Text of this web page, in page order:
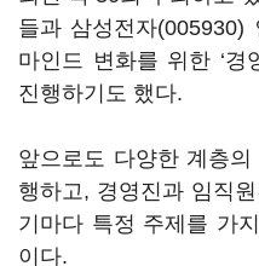
들과 삼성전자(005930)
마인드 변화를 위한 ‘경
진행하기도 했다.
앞으로도 다양한 계층
행하고, 경영진과 임직
기마다 특정 주제를 가
이다.